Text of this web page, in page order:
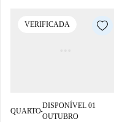
VERIFICADA
QUARTO■
DISPONÍVEL 01
OUTUBRO